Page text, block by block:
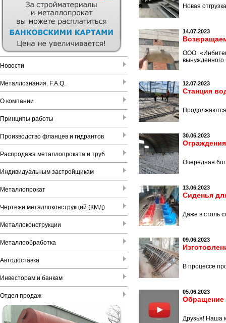
Новости
Металлознания. F.A.Q.
О компании
Принципы работы
Производство фланцев и гидрантов
Распродажа металлопроката и труб
Индивидуальным застройщикам
Металлопрокат
Чертежи металлоконструкций (КМД)
Металлоконструкции
Металлообработка
Автодоставка
Инвесторам и банкам
Отдел продаж
Новая
14.07.2023
ООО
вынужденного
12.07.2023
Станция
Продолжаются
30.06.2023
Очередная
13.06.2023
Сиденья
Даже в столь
09.06.2023
В процессе
05.06.2023
Обращение
Друзья! Наша